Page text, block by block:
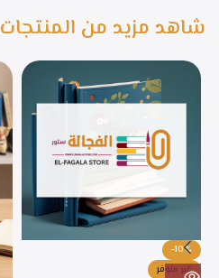
شاهد مزيد من المنتجات
-10%
غير متوفر